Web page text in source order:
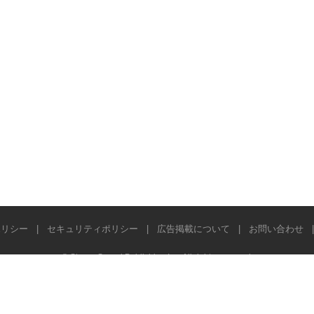
シー セキュリティポリシー 広告掲載について お問い合わせ
© Stereo Sound Publishing Inc. All rights reserved.